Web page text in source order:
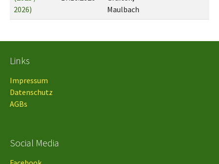
2026)
Maulbach
Links
Impressum
Datenschutz
AGBs
Social Media